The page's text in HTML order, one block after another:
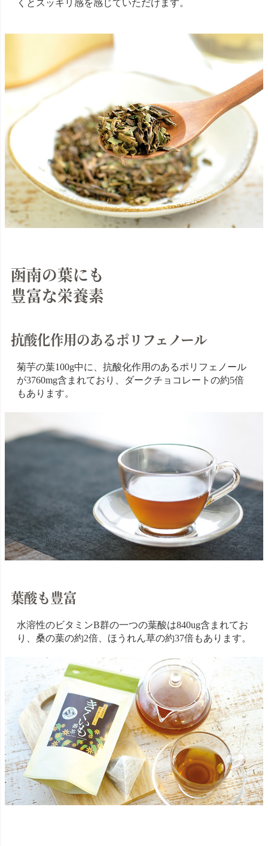
くとスッキリ感を感じていただけます。
函南の葉にも
豊富な栄養素
抗酸化作用のあるポリフェノール
菊芋の葉100g中に、抗酸化作用のあるポリフェノール
が3760mg含まれており、ダークチョコレートの約5倍
もあります。
葉酸も豊富
水溶性のビタミンB群の一つの葉酸は840ug含まれてお
り、桑の葉の約2倍、ほうれん草の約37倍もあります。